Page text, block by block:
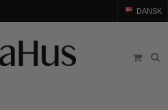
DANSK